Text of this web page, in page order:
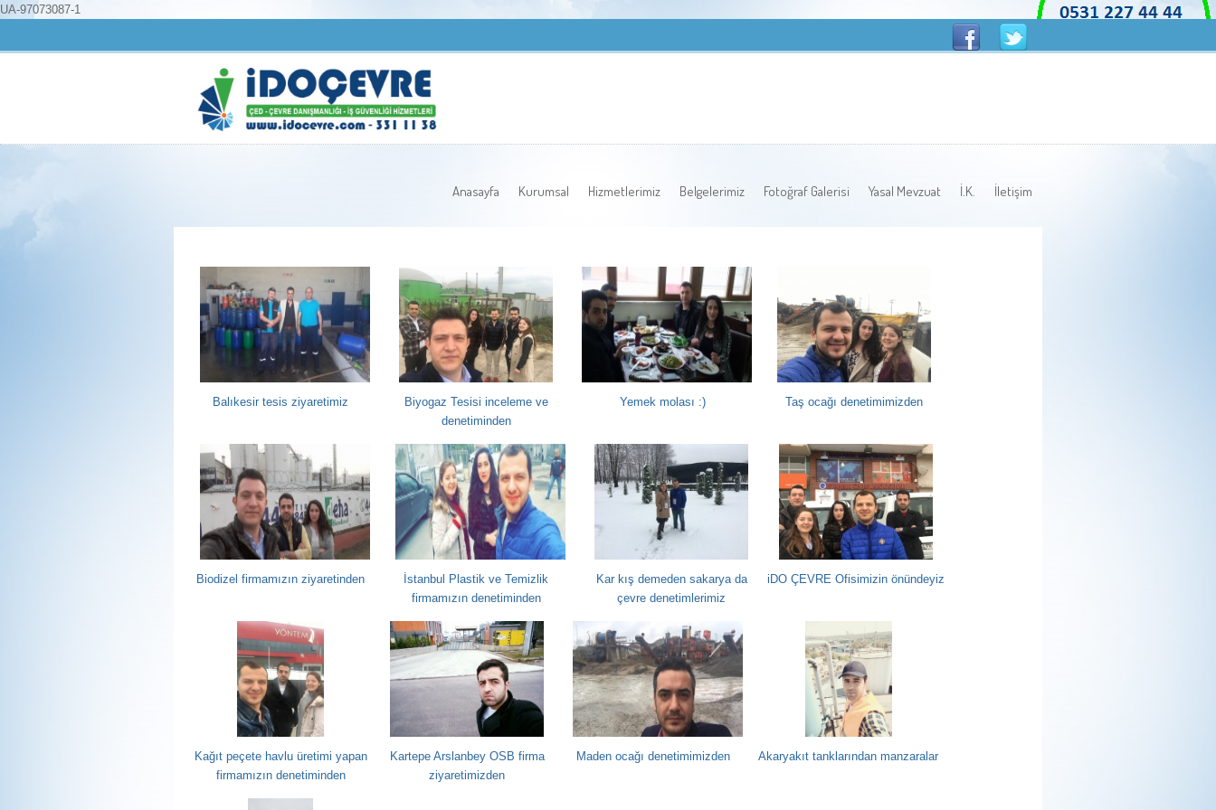
UA-97073087-1
Anasayfa Kurumsal Hizmetlerimiz Belgelerimiz Fotoğraf Galerisi Yasal Mevzuat İ.K. İletişim
Balıkesir tesis ziyaretimiz
Biyogaz Tesisi inceleme ve
denetiminden
Yemek molası :) Taş ocağı denetimimizden
Biodizel firmamızın ziyaretinden
İstanbul Plastik ve Temizlik
firmamızın denetiminden
Kar kış demeden sakarya da
çevre denetimlerimiz
iDO ÇEVRE Ofisimizin önündeyiz
Kağıt peçete havlu üretimi yapan
firmamızın denetiminden
Kartepe Arslanbey OSB firma
ziyaretimizden
Maden ocağı denetimimizden Akaryakıt tanklarından manzaralar